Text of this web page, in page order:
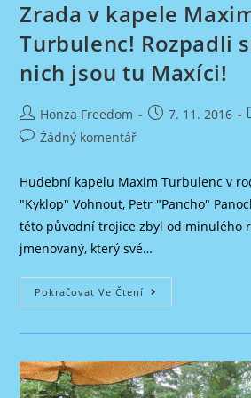
Zrada v kapele
Turbulenc! Rozpadli
nich jsou tu Maxíci!
Autor
příspěvku
Honza Freedom
Příspěvek
7. 11. 2016
Komentáře
příspěvku
Žádný komentář
Hudební kapelu Maxim Turbulenc v
"Kyklop" Vohnout, Petr "Pancho"
této původní trojice zbyl od minulého
jmenovaný, který své…
Pokračovat Ve Čtení Zrada
V
Maxim
Se
A
Místo